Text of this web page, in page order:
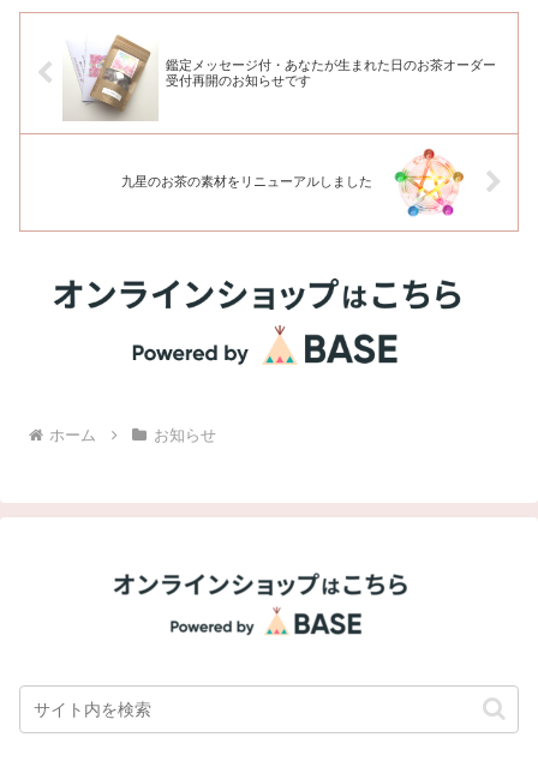
鑑定メッセージ付・あなたが生まれた日のお茶オーダー
受付再開のお知らせです
九星のお茶の素材をリニューアルしました
ホーム お知らせ